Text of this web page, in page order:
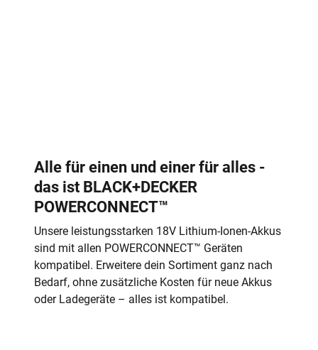
Alle für einen und einer für alles -
das ist BLACK+DECKER
POWERCONNECT™
Unsere leistungsstarken 18V Lithium-Ionen-Akkus
sind mit allen POWERCONNECT™ Geräten
kompatibel. Erweitere dein Sortiment ganz nach
Bedarf, ohne zusätzliche Kosten für neue Akkus
oder Ladegeräte – alles ist kompatibel.